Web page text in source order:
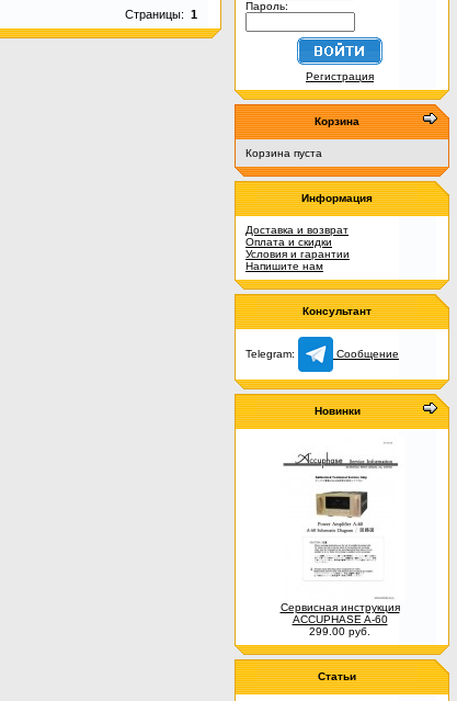
Страницы: 1
Пароль:
Регистрация
Корзина
Корзина пуста
Информация
Доставка и возврат
Оплата и скидки
Условия и гарантии
Напишите нам
Консультант
Telegram: Сообщение
Новинки
Сервисная инструкция
ACCUPHASE A-60
299.00 руб.
Статьи